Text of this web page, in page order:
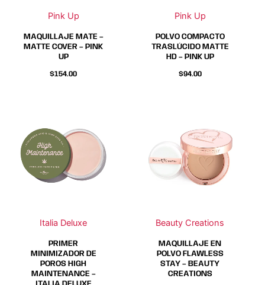
Pink Up
pueden
elegir
en
la
página
MAQUILLAJE MATE –
MATTE COVER – PINK
UP
$154.00
pueden
elegir
en
página
Pink Up
POLVO COMPACTO
TRASLÚCIDO MATTE
HD – PINK UP
$94.00
Italia Deluxe
PRIMER
MINIMIZADOR DE
POROS HIGH
MAINTENANCE –
Beauty Creations
tiene
múltiples
variantes.
Las
pueden
elegir
en
la
MAQUILLAJE EN
POLVO FLAWLESS
STAY – BEAUTY
CREATIONS
tiene
múltiples
variantes.
Las
pueden
elegir
en
la